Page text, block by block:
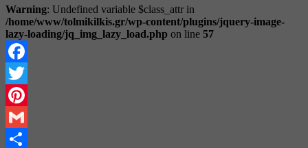
Warning: Undefined variable $class_attr in
/home/www/tolmikilkis.gr/wp-content/plugins/jquery-image-
lazy-loading/jq_img_lazy_load.php on line 57
Facebook
Twitter
Pinterest
Gmail